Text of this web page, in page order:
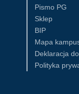
Pismo PG
Sklep
BIP
Mapa
Deklaracja
Polityka